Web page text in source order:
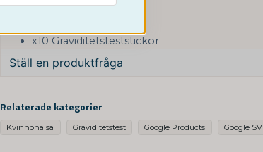
x10 Graviditetsteststickor
Ställ en produktfråga
Fråga oss något om denna produkten...
Relaterade kategorier
Kvinnohälsa Graviditetstest Google Products Google SV